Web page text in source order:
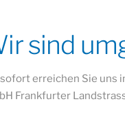
sind
erreichen Sie uns
Frankfurter